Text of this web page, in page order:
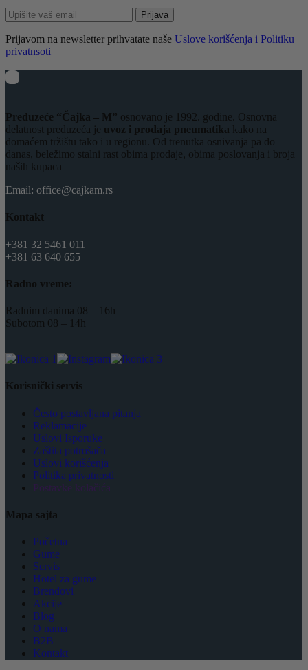
Prijava
Prijavom na newsletter prihvatate naše Uslove korišćenja i Politiku
privatnsoti
Preduzeće “Čajka – M” osnovano je 1992. godine. Osnovna
delatnost preduzeća je uvoz i prodaja pneumatika kako na
domaćem tržištu tako i u regionu. Od trenutka osnivanja pa do
danas, beležimo stalni rast obima prodaje, obima poslovanja i broja
naših kupaca
Email: office@cajkam.rs
Kontakt
+381 32 5461 011
+381 63 640 655
Radno vreme:
Radnim danima 08 – 16h
Subotom 08 – 14h
Korisnički servis
Često postavljana pitanja
Reklamacije
Uslovi Isporuke
Zaštita potrošača
Uslovi korišćenja
Politika privatnosti
Postavke kolačića
Mapa sajta
Početna
Gume
Servis
Hotel za gume
Brendovi
Akcije
Blog
O nama
B2B
Kontakt